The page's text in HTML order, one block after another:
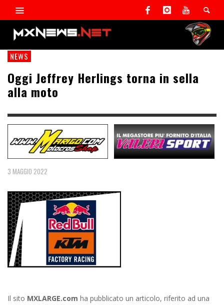
NEWS
Oggi Jeffrey Herlings torna in sella
alla moto
3 MAGGIO 2022
Il sito MXLARGE.com ha pubblicato un articolo, riferito ad una